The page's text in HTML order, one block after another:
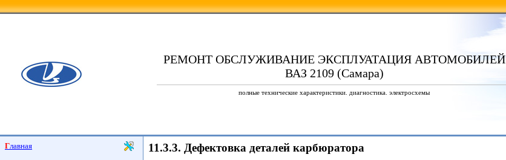
РЕМОНТ ОБСЛУЖИВАНИЕ ЭКСПЛУАТАЦИЯ АВТОМОБИЛЕЙ
ВАЗ 2109 (Самара)
полные технические характеристики. диагностика. электросхемы
Главная 11.3.3. Дефектовка деталей карбюратора